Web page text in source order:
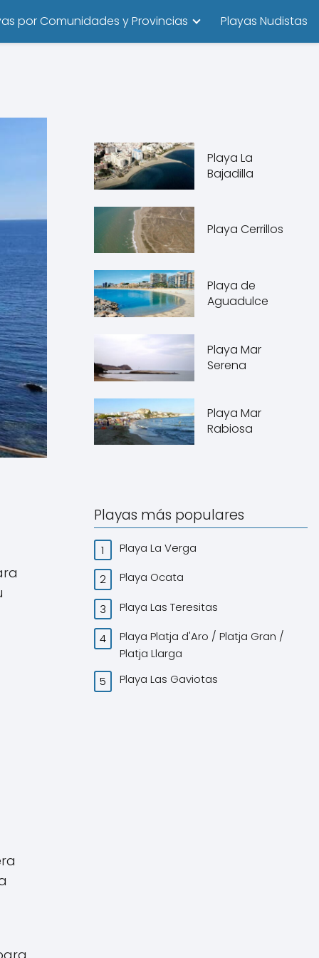
por Comunidades y Provincias Playas Nudistas
Playa La
Bajadilla
Playa Cerrillos
Playa de
Aguadulce
Playa Mar
Serena
Playa Mar
Rabiosa
Playas más populares
Playa La Verga
Playa Ocata
Playa Las Teresitas
Playa Platja d'Aro / Platja Gran /
Platja Llarga
Playa Las Gaviotas